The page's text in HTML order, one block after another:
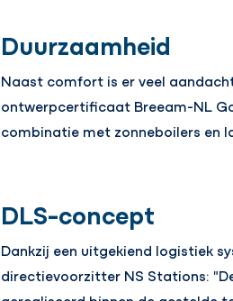
Duurzaamheid
Naast comfort is er veel
ontwerpcertificaat Breeam-NL
combinatie met zonneboilers en
DLS-concept
Dankzij een uitgekiend logistiek
directievoorzitter NS Stations: